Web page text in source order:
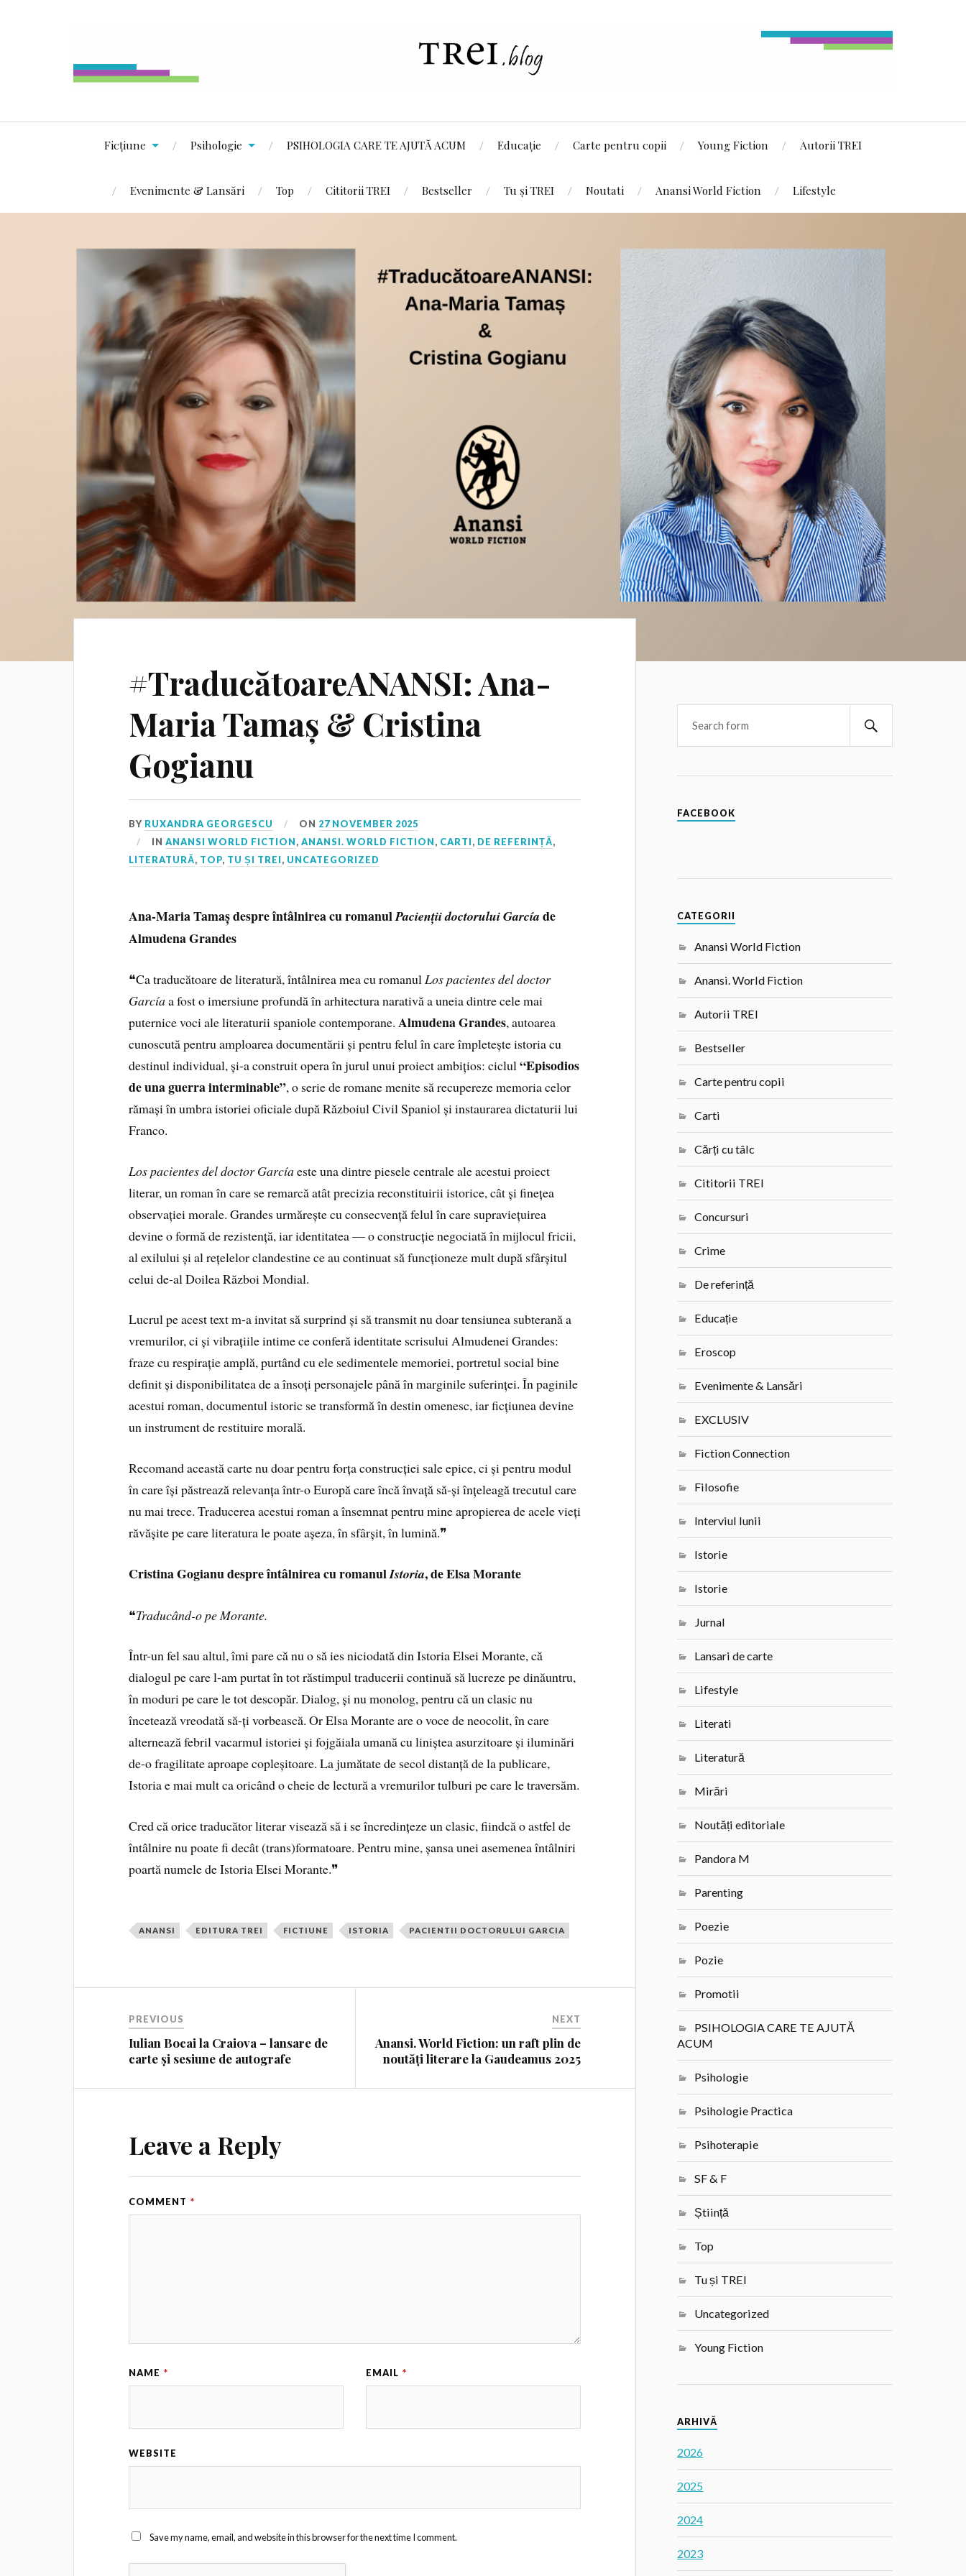
Ficțiune Psihologie PSIHOLOGIA CARE TE AJUTĂ ACUM Educație Carte pentru copii Young Fiction Autorii TREI
Evenimente & Lansări Top Cititorii TREI Bestseller Tu și TREI Noutati Anansi World Fiction Lifestyle
#TraducătoareANANSI: Ana-
Maria Tamaș & Cristina
Gogianu
BY RUXANDRA GEORGESCU ON 27 NOVEMBER 2025
INANANSI WORLD FICTION,ANANSI. WORLD FICTION, CARTI, DE REFERINȚĂ,
LITERATURĂ, TOP, TU ȘI TREI, UNCATEGORIZED
Ana-Maria Tamașdespre întâlnirea cu romanulPacienții doctorului García de
Almudena Grandes
❝Ca traducătoare de literatură, întâlnirea mea cu romanulLos pacientes del doctor
Garcíaa fost o imersiune profundă în arhitectura narativă a uneia dintre cele mai
puternice voci ale literaturii spaniole contemporane.Almudena Grandes, autoarea
cunoscută pentru amploarea documentării și pentru felul în care împletește istoria cu
destinul individual, și-a construit opera în jurul unui proiect ambițios: ciclul“Episodios
de una guerra interminable”, o serie de romane menite să recupereze memoria celor
rămași în umbra istoriei oficiale după Războiul Civil Spaniol și instaurarea dictaturii lui
Franco.
Los pacientes del doctor Garcíaeste una dintre piesele centrale ale acestui proiect
literar, un roman în care se remarcă atât precizia reconstituirii istorice, cât și finețea
observației morale. Grandes urmărește cu consecvență felul în care supraviețuirea
devine o formă de rezistență, iar identitatea — o construcție negociată în mijlocul fricii,
al exilului și al rețelelor clandestine ce au continuat să funcționeze mult după sfârșitul
celui de-al Doilea Război Mondial.
Lucrul pe acest text m-a invitat să surprind și să transmit nu doar tensiunea subterană a
vremurilor, ci și vibrațiile intime ce conferă identitate scrisului Almudenei Grandes:
fraze cu respirație amplă, purtând cu ele sedimentele memoriei, portretul social bine
definit și disponibilitatea de a însoți personajele până în marginile suferinței. În paginile
acestui roman, documentul istoric se transformă în destin omenesc, iar ficțiunea devine
un instrument de restituire morală.
Recomand această carte nu doar pentru forța construcției sale epice, ci și pentru modul
în care își păstrează relevanța într-o Europă care încă învață să-și înțeleagă trecutul care
nu mai trece. Traducerea acestui roman a însemnat pentru mine apropierea de acele vieți
răvășite pe care literatura le poate așeza, în sfârșit, în lumină.❞
Cristina Gogianu despre întâlnirea cu romanulIstoria, de Elsa Morante
❝Traducând-o pe Morante.
Într-un fel sau altul, îmi pare că nu o să ies niciodată din Istoria Elsei Morante, că
dialogul pe care l-am purtat în tot răstimpul traducerii continuă să lucreze pe dinăuntru,
în moduri pe care le tot descopăr. Dialog, și nu monolog, pentru că un clasic nu
încetează vreodată să-ți vorbească. Or Elsa Morante are o voce de neocolit, în care
alternează febril vacarmul istoriei și fojgăiala umană cu liniștea asurzitoare și iluminări
de-o fragilitate aproape copleșitoare. La jumătate de secol distanță de la publicare,
Istoria e mai mult ca oricând o cheie de lectură a vremurilor tulburi pe care le traversăm.
Cred că orice traducător literar visează să i se încredințeze un clasic, fiindcă o astfel de
întâlnire nu poate fi decât (trans)formatoare. Pentru mine, șansa unei asemenea întâlniri
poartă numele de Istoria Elsei Morante.❞
ANANSI EDITURA TREI FICTIUNE ISTORIA PACIENTII DOCTORULUI GARCIA
PREVIOUS
Iulian Bocai la Craiova – lansare de
carte și sesiune de autografe
NEXT
Anansi. World Fiction: un raft plin de
noutăți literare la Gaudeamus 2025
Leave a Reply
COMMENT *
NAME * EMAIL *
WEBSITE
Save my name, email, and website in this browser for the next time I comment.
FACEBOOK
CATEGORII
Anansi World Fiction
Anansi. World Fiction
Autorii TREI
Bestseller
Carte pentru copii
Carti
Cărți cu tâlc
Cititorii TREI
Concursuri
Crime
De referință
Educație
Eroscop
Evenimente & Lansări
EXCLUSIV
Fiction Connection
Filosofie
Interviul lunii
Istorie
Istorie
Jurnal
Lansari de carte
Lifestyle
Literati
Literatură
Mirări
Noutăți editoriale
Pandora M
Parenting
Poezie
Pozie
Promotii
PSIHOLOGIA CARE TE AJUTĂ
ACUM
Psihologie
Psihologie Practica
Psihoterapie
SF & F
Știință
Top
Tu și TREI
Uncategorized
Young Fiction
ARHIVĂ
2026
2025
2024
2023